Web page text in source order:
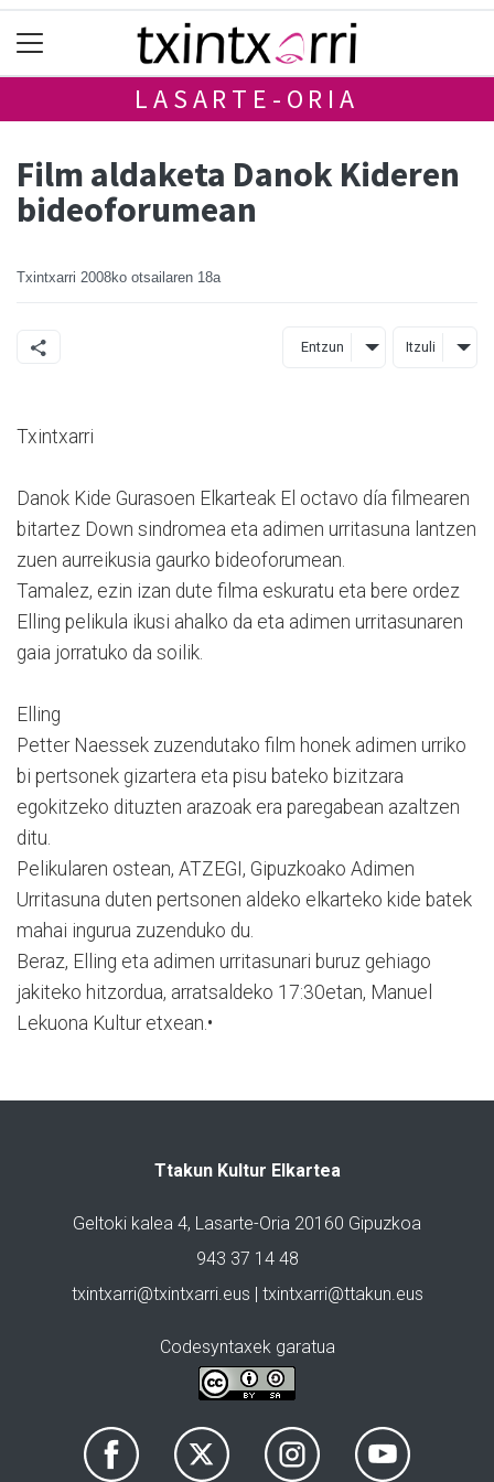
LASARTE-ORIA
Film aldaketa Danok Kideren
bideoforumean
Txintxarri 2008ko otsailaren 18a
Entzun Itzuli
Txintxarri
Danok Kide Gurasoen Elkarteak El octavo día filmearen
bitartez Down sindromea eta adimen urritasuna lantzen
zuen aurreikusia gaurko bideoforumean.
Tamalez, ezin izan dute filma eskuratu eta bere ordez
Elling pelikula ikusi ahalko da eta adimen urritasunaren
gaia jorratuko da soilik.
Elling
Petter Naessek zuzendutako film honek adimen urriko
bi pertsonek gizartera eta pisu bateko bizitzara
egokitzeko dituzten arazoak era paregabean azaltzen
ditu.
Pelikularen ostean, ATZEGI, Gipuzkoako Adimen
Urritasuna duten pertsonen aldeko elkarteko kide batek
mahai ingurua zuzenduko du.
Beraz, Elling eta adimen urritasunari buruz gehiago
jakiteko hitzordua, arratsaldeko 17:30etan, Manuel
Lekuona Kultur etxean.•
Ttakun Kultur Elkartea
Geltoki kalea 4, Lasarte-Oria 20160 Gipuzkoa
943 37 14 48
txintxarri@txintxarri.eus | txintxarri@ttakun.eus
Codesyntaxek garatua